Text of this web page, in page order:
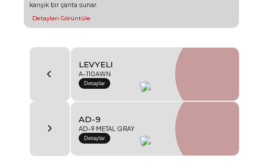
karışık bir çanta sunar.
Detayları Görüntüle
için pratik bir seçenek olarak kendini göstermektedir.
Detaylar
INERTIA
ADLER A4
Detayları Görüntüle
.308WIN
AD-500 W
Detaylar